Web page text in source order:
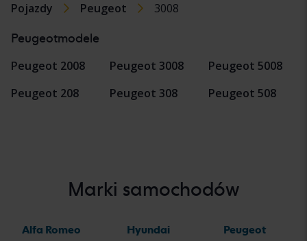
Pojazdy Peugeot 3008
Peugeotmodele
Peugeot 2008
Peugeot 208
Peugeot 3008
Peugeot 308
Peugeot 5008
Peugeot 508
Marki samochodów
Alfa Romeo
Hyundai
Peugeot